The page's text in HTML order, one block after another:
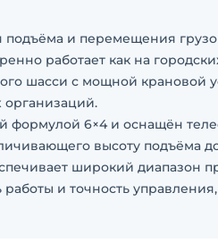
подъёма и перемещения
работает как на
шасси с мощной крановой
6×4 и оснащён
высоту подъёма
широкий
и точность
органов